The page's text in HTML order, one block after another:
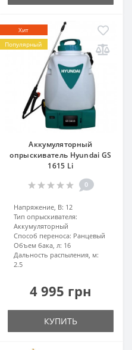
Хит
Популярный
Аккумуляторный
опрыскиватель Hyundai GS
1615 Li
0
Напряжение, В: 12
Тип опрыскивателя:
Аккумуляторный
Способ переноса: Ранцевый
Объем бака, л: 16
Дальность распыления, м:
2.5
4 995 грн
КУПИТЬ